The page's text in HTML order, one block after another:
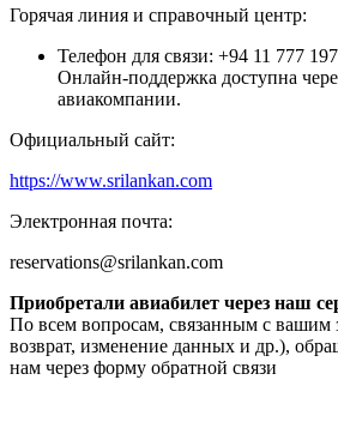
Горячая линия и справочный центр:
Телефон для связи: +94 11 777
Онлайн-поддержка доступна
авиакомпании.
Официальный сайт:
https://www.srilankan.com
Электронная почта:
reservations@srilankan.com
Приобретали авиабилет через наш
По всем вопросам, связанным с вашим
возврат, изменение данных и др.),
нам через форму обратной связи